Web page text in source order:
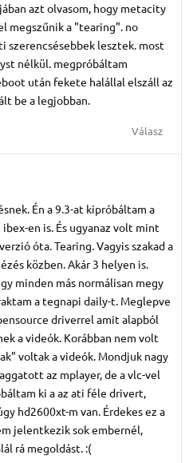
azt olvasom, hogy metacity
megszűnik a "tearing". no
szerencsésebbek lesztek. most
nélkül. megpróbáltam
után fekete halállal elszáll az
be a legjobban.
Válasz
Én a 9.3-at kipróbáltam a
en is. És ugyanaz volt mint
óta. Tearing. Vagyis szakad a
közben. Akár 3 helyen is.
minden más normálisan megy
a tegnapi daily-t. Meglepve
driverrel amit alapból
a videók. Korábban nem volt
voltak a videók. Mondjuk nagy
az mplayer, de a vlc-vel
ki a az ati féle drivert,
hd2600xt-m van. Érdekes ez a
jelentkezik sok embernél,
rá megoldást. :(